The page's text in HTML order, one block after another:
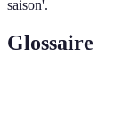
saison'.
Glossaire